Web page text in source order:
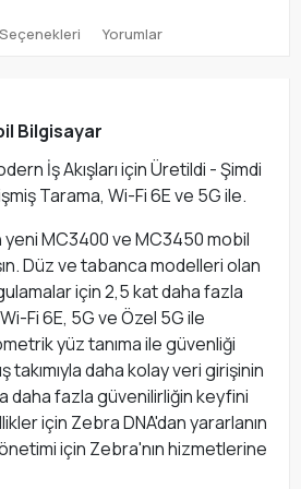
Yorumlar
Bilgisayar
İş Akışları için Üretildi - Şimdi
Tarama, Wi-Fi 6E ve 5G ile.
MC3400 ve MC3450 mobil
Düz ve tabanca modelleri olan
için 2,5 kat daha fazla
Fi 6E, 5G ve Özel 5G ile
yüz tanıma ile güvenliği
takımıyla daha kolay veri girişinin
daha fazla güvenilirliğin keyfini
için Zebra DNA'dan yararlanın
için Zebra'nın hizmetlerine